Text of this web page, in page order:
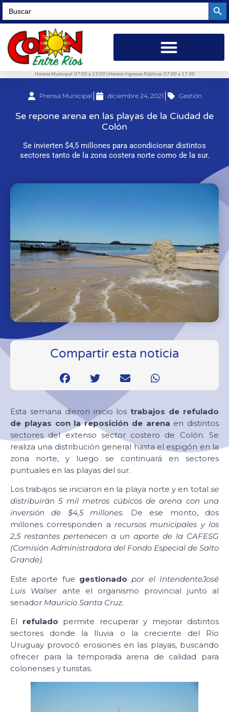
Search
for:
Horario Municipal: 07:00 a 13:00 | Horario Ingresos Públicos: 07:00 a 17:30
Prensa Municipal diciembre 24, 2021 Gestión
Se repone arena en las playas de la Ciudad de
Colón
Se invierten $4,5 millones para acondicionar distintos
sectores tanto de la zona costera norte como de la sur.
Compartir esta noticia
Esta semana dieron inicio lostrabajos de refulado
de playas con la reposición de arena en distintos
sectores del extenso sector costero de Colón. Se
realiza una distribución general hasta el espigón en la
zona norte, y luego se continuará en sectores
puntuales en las playas del sur.
Los trabajos se iniciaron en la playa norte y en total se
distribuirán 5 mil metros cúbicos de arena con una
inversión de $4,5 millones. De ese monto, dos
millones corresponden a recursos municipales y los
2,5 restantes pertenecen a un aporte de la CAFESG
(Comisión Administradora del Fondo Especial de Salto
Grande).
Este aporte fue gestionado por el IntendenteJosé
Luis Walserante el organismo provincial junto al
senador Mauricio Santa Cruz.
El refulado permite recuperar y mejorar distintos
sectores donde la lluvia o la creciente del Río
Uruguay provocó erosiones en las playas, buscando
ofrecer para la temporada arena de calidad para
colonenses y turistas.